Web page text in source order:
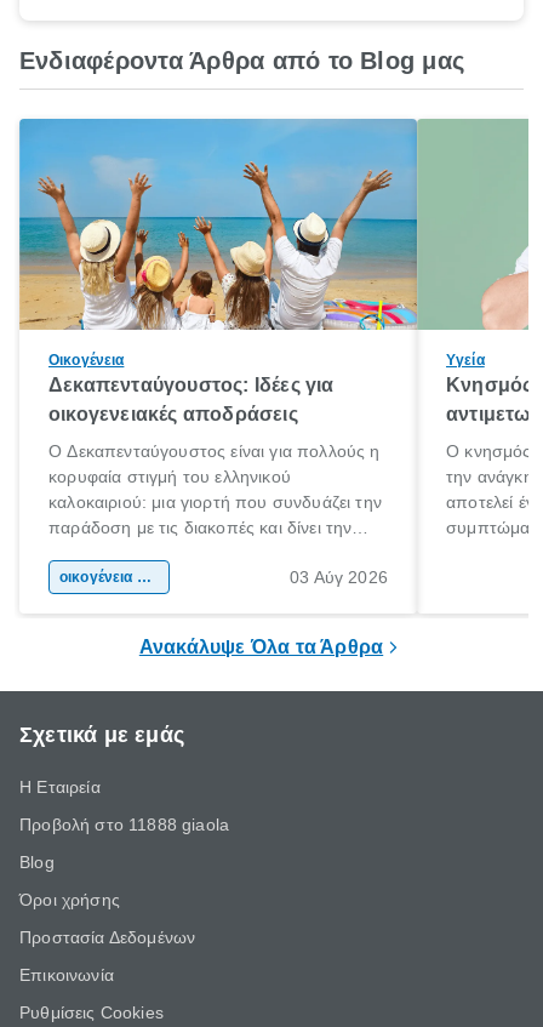
Ενδιαφέροντα Άρθρα από το Blog μας
Οικογένεια
Δεκαπενταύγουστος: Ιδέες για
οικογενειακές αποδράσεις
Ο Δεκαπενταύγουστος είναι για πολλούς η
κορυφαία στιγμή του ελληνικού
καλοκαιριού: μια γιορτή που συνδυάζει την
παράδοση με τις διακοπές και δίνει την
χώρας. Είτε πρόκειται για λίγες μέρες
οικογένεια & παιδί 03 Αύγ 2026
Υγεία
Κνησμός:
Ο κνησμός
την ανάγκη
αποτελεί
Ανακάλυψε Όλα τα Άρθρα
Σχετικά με εμάς
Η Εταιρεία
Προβολή στο 11888 giaola
Blog
Όροι χρήσης
Προστασία Δεδομένων
Επικοινωνία
Ρυθμίσεις Cookies